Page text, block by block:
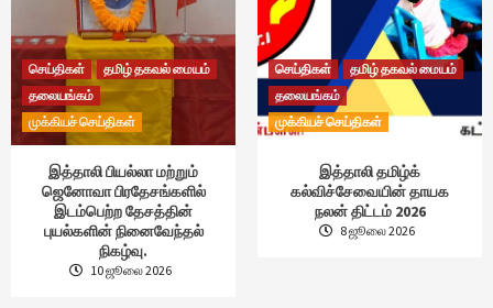
செய்திகள்
தமிழ் தகவல் மையம்
தலையங்கம்
முக்கியச் செய்திகள்
இத்தாலி பியல்லா மற்றும்
ஜெனோவா பிரதேசங்களில்
இடம்பெற்ற தேசத்தின்
புயல்களின் நினைவேந்தல்
நிகழ்வு.
10 ஜூலை 2026
செய்திகள்
தமிழ் தகவல் மையம்
தலையங்கம்
முக்கியச் செய்திகள்
இத்தாலி தமிழ்க்
கல்விச்சேவையின் தாயக
நலன் திட்டம் 2026
8 ஜூலை 2026